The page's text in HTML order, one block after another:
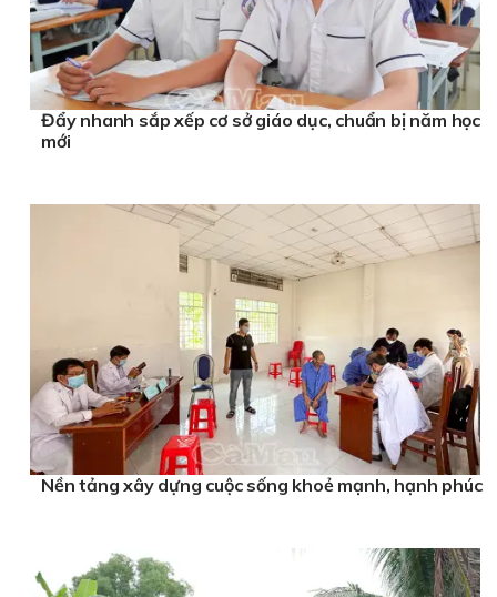
Đẩy nhanh sắp xếp cơ sở giáo dục, chuẩn bị năm học
mới
Nền tảng xây dựng cuộc sống khoẻ mạnh, hạnh phúc